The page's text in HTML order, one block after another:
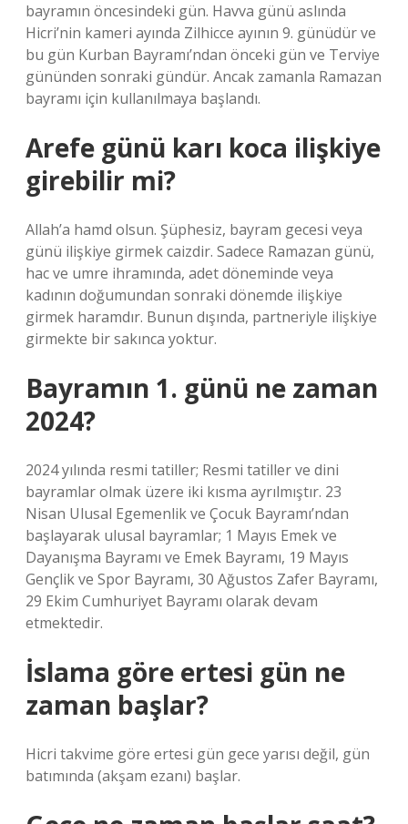
bayramın öncesindeki gün. Havva günü aslında
Hicri’nin kameri ayında Zilhicce ayının 9. günüdür ve
bu gün Kurban Bayramı’ndan önceki gün ve Terviye
gününden sonraki gündür. Ancak zamanla Ramazan
bayramı için kullanılmaya başlandı.
Arefe günü karı koca ilişkiye
girebilir mi?
Allah’a hamd olsun. Şüphesiz, bayram gecesi veya
günü ilişkiye girmek caizdir. Sadece Ramazan günü,
hac ve umre ihramında, adet döneminde veya
kadının doğumundan sonraki dönemde ilişkiye
girmek haramdır. Bunun dışında, partneriyle ilişkiye
girmekte bir sakınca yoktur.
Bayramın 1. günü ne zaman
2024?
2024 yılında resmi tatiller; Resmi tatiller ve dini
bayramlar olmak üzere iki kısma ayrılmıştır. 23
Nisan Ulusal Egemenlik ve Çocuk Bayramı’ndan
başlayarak ulusal bayramlar; 1 Mayıs Emek ve
Dayanışma Bayramı ve Emek Bayramı, 19 Mayıs
Gençlik ve Spor Bayramı, 30 Ağustos Zafer Bayramı,
29 Ekim Cumhuriyet Bayramı olarak devam
etmektedir.
İslama göre ertesi gün ne
zaman başlar?
Hicri takvime göre ertesi gün gece yarısı değil, gün
batımında (akşam ezanı) başlar.